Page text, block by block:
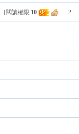
- [閱讀權限 10] ... 2